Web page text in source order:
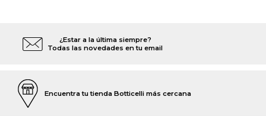
¿Estar a la última siempre?
Todas las novedades en tu email
Encuentra tu tienda Botticelli más cercana